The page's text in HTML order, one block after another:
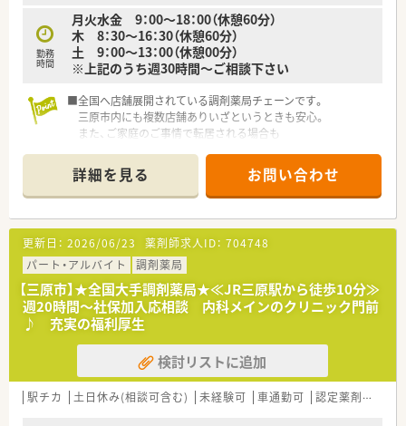
勤務
時間
月火水金 9：00～18：00（休憩60分）
木 8：30～16：30（休憩60分）
土 9：00～13：00（休憩00分）
※上記のうち週30時間～ご相談下さい
■全国へ店舗展開されている調剤薬局チェーンです。
三原市内にも複数店舗ありいざというときも安心。
また、ご家庭のご事情で転居される場合も
■充実の研修制度
社内研修でも研修認定薬剤師の単位取得が可能です！そのほか
にも、
新入社員研修（集合・OJT）、フォローアップ研修（1～3年目）、
実務指導者研修、管理薬剤師研修（マネジメント他）、
接遇研修、病院研修、ライブ研修（インターネット学習） 他あ
ります。
■大手ならではの福利厚生制度
株式給付制度、従業員持株会、育児短時間勤務制度（小学1年生
まで）、
借上社宅制度（広域勤務のみ）、研修保養施設、永年勤続表彰
他
詳細を見る お問い合わせ
更新日： 2026/06/23 薬剤師求人ID： 704748
パート・アルバイト
調剤薬局
【三原市】★全国大手調剤薬局★≪JR三原駅から徒歩10分≫
週20時間～社保加入応相談 内科メインのクリニック門前
♪ 充実の福利厚生
検討リストに追加
駅チカ 土日休み(相談可含む) 未経験可 車通勤可 認定薬剤師取得支援あり